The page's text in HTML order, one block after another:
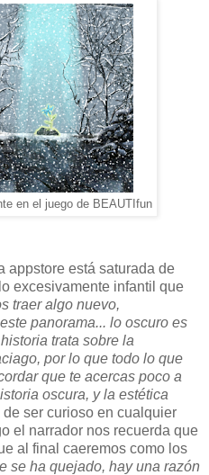
en el juego de BEAUTIfun
appstore está saturada de
excesivamente infantil que
traer algo nuevo,
panorama... lo oscuro es
trata sobre la
por lo que todo lo que
que te acercas poco a
oscura, y la estética
ser curioso en cualquier
el narrador nos recuerda que
al final caeremos como los
se ha quejado, hay una razón